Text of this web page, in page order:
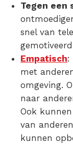
Tegen een
snel van
Empatisch:
met
omgeving.
naar
Ook
van
kunnen